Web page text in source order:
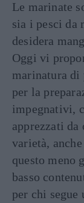
Le marinate
sia i pesci da
desidera
Oggi vi
marinatura di
per la
impegnativi,
apprezzati da
varietà,
questo meno
basso
per chi segue